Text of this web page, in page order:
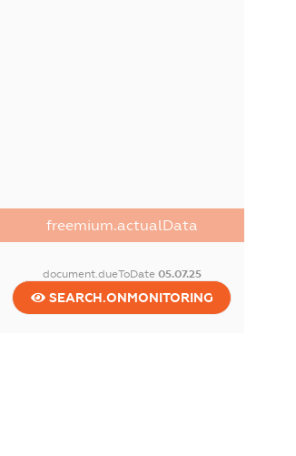
freemium.actualData
document.dueToDate 05.07.25
SEARCH.ONMONITORING